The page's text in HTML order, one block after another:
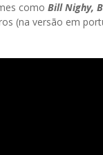
como Bill Nighy,
(na versão em